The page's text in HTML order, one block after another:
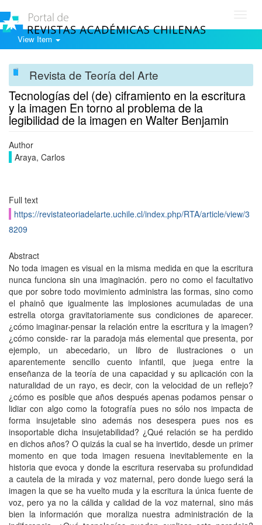
View Item
Revista de Teoría del Arte
Tecnologías del (de) ciframiento en la escritura
y la imagen En torno al problema de la
legibilidad de la imagen en Walter Benjamin
Author
Araya, Carlos
Full text
https://revistateoriadelarte.uchile.cl/index.php/RTA/article/view/3
8209
Abstract
No toda imagen es visual en la misma medida en que la escritura
nunca funciona sin una imaginación. pero no como el facultativo
que por sobre todo movimiento administra las formas, sino como
el phainô que igualmente las implosiones acumuladas de una
estrella otorga gravitatoriamente sus condiciones de aparecer.
¿cómo imaginar-pensar la relación entre la escritura y la imagen?
¿cómo conside- rar la paradoja más elemental que presenta, por
ejemplo, un abecedario, un libro de ilustraciones o un
aparentemente sencillo cuento infantil, que juega entre la
enseñanza de la teoría de una capacidad y su aplicación con la
naturalidad de un rayo, es decir, con la velocidad de un reflejo?
¿cómo es posible que años después apenas podamos pensar o
lidiar con algo como la fotografía pues no sólo nos impacta de
forma insujetable sino además nos desespera pues nos es
insoportable dicha insujetabilidad? ¿Qué relación se ha perdido
en dichos años? O quizás la cual se ha invertido, desde un primer
momento en que toda imagen resuena inevitablemente en la
historia que evoca y donde la escritura reservaba su profundidad
a cautela de la mirada y voz maternal, pero donde luego será la
imagen la que se ha vuelto muda y la escritura la única fuente de
voz, pero ya no la cálida y calidad de la voz maternal, sino más
bien la información que moraliza nuestra administración de la